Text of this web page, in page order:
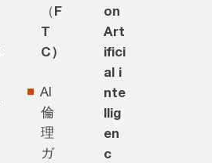
（F
T
C）
AI
倫
理
ガ
on
Art
ifici
al i
nte
llig
en
c